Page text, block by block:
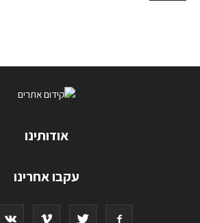
אודותינו
עקבו אחרינו